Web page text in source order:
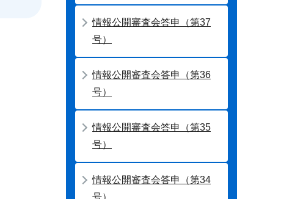
情報公開審査会答申（第37
号）
情報公開審査会答申（第36
号）
情報公開審査会答申（第35
号）
情報公開審査会答申（第34
号）